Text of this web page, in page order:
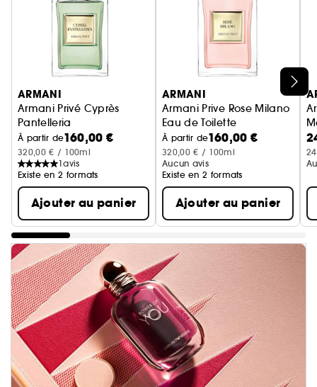
Ignorer le carrousel produits
ARMANI
Armani Privé Cyprès
Pantelleria
Eau de Toilette
À partir de160,00 €
320,00 € / 100ml
1avis
Existe en 2 formats
Ajouter au panier
ARMANI
Armani Prive Rose Milano
Eau de Toilette
À partir de160,00 €
320,00 € / 100ml
Aucun avis
Existe en 2 formats
Ajouter au panier